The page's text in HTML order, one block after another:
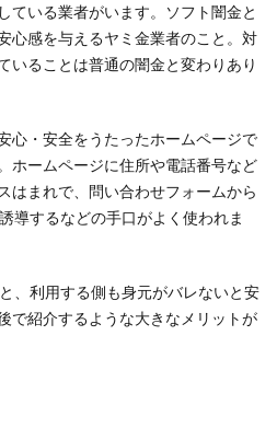
ている業者がいます。ソフト闇金と
心感を与えるヤミ金業者のこと。対
いることは普通の闇金と変わりあり
心・安全をうたったホームページで
ホームページに住所や電話番号など
はまれで、問い合わせフォームから
導するなどの手口がよく使われま
、利用する側も身元がバレないと安
で紹介するような大きなメリットが